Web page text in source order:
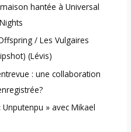
hantée à Universal
/ Les Vulgaires
(Lévis)
: une collaboration
» avec Mikael